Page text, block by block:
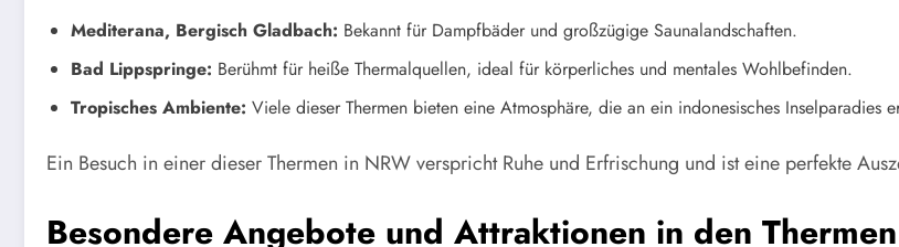
Mediterana, Bergisch Gladbach: Bekannt für Dampfbäder und großzügige Saunalandschaften.
Bad Lippspringe: Berühmt für heiße Thermalquellen, ideal für körperliches und mentales Wohlbefinden.
Tropisches Ambiente: Viele dieser Thermen bieten eine Atmosphäre, die an ein indonesisches Inselparadies
Ein Besuch in einer dieser Thermen in NRW verspricht Ruhe und Erfrischung und ist eine perfekte
Besondere Angebote und Attraktionen in den Thermen